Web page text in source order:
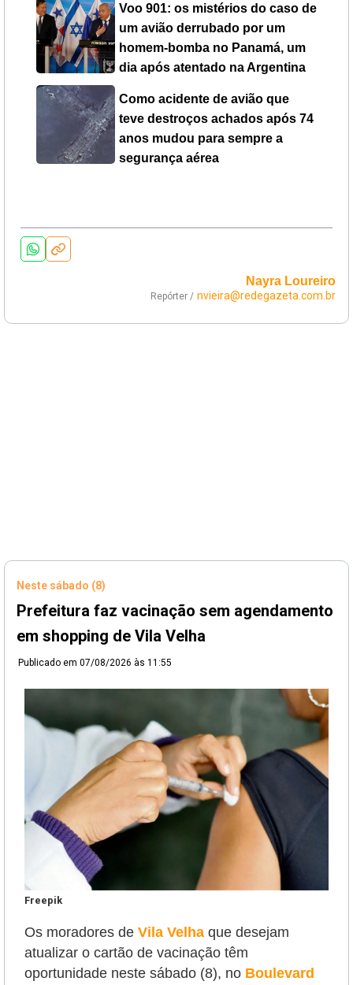
Voo 901: os mistérios do caso de
um avião derrubado por um
homem-bomba no Panamá, um
dia após atentado na Argentina
Como acidente de avião que
teve destroços achados após 74
anos mudou para sempre a
segurança aérea
Nayra Loureiro
Repórter / nvieira@redegazeta.com.br
Neste sábado (8)
Prefeitura faz vacinação sem agendamento
em shopping de Vila Velha
Publicado em 07/08/2026 às 11:55
Freepik
Os moradores de Vila Velha que desejam
atualizar o cartão de vacinação têm
oportunidade neste sábado (8), no Boulevard